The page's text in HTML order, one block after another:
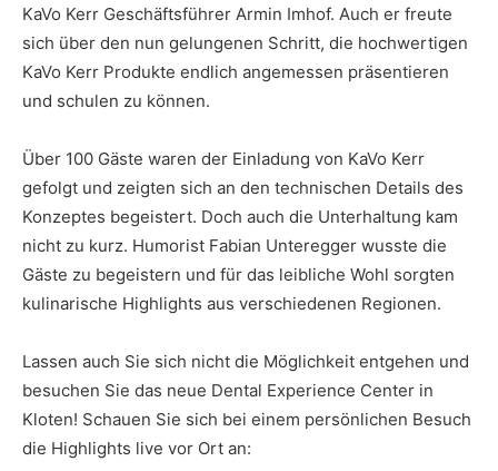
KaVo Kerr Geschäftsführer Armin Imhof. Auch er freute
sich über den nun gelungenen Schritt, die hochwertigen
KaVo Kerr Produkte endlich angemessen präsentieren
und schulen zu können.
Über 100 Gäste waren der Einladung von KaVo Kerr
gefolgt und zeigten sich an den technischen Details des
Konzeptes begeistert. Doch auch die Unterhaltung kam
nicht zu kurz. Humorist Fabian Unteregger wusste die
Gäste zu begeistern und für das leibliche Wohl sorgten
kulinarische Highlights aus verschiedenen Regionen.
Lassen auch Sie sich nicht die Möglichkeit entgehen und
besuchen Sie das neue Dental Experience Center in
Kloten! Schauen Sie sich bei einem persönlichen Besuch
die Highlights live vor Ort an: